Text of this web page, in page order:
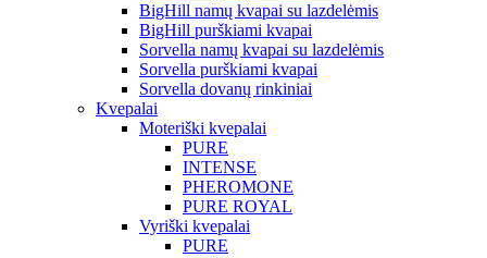
BigHill namų kvapai su lazdelėmis
BigHill purškiami kvapai
Sorvella namų kvapai su lazdelėmis
Sorvella purškiami kvapai
Sorvella dovanų rinkiniai
Kvepalai
Moteriški kvepalai
PURE
INTENSE
PHEROMONE
PURE ROYAL
Vyriški kvepalai
PURE